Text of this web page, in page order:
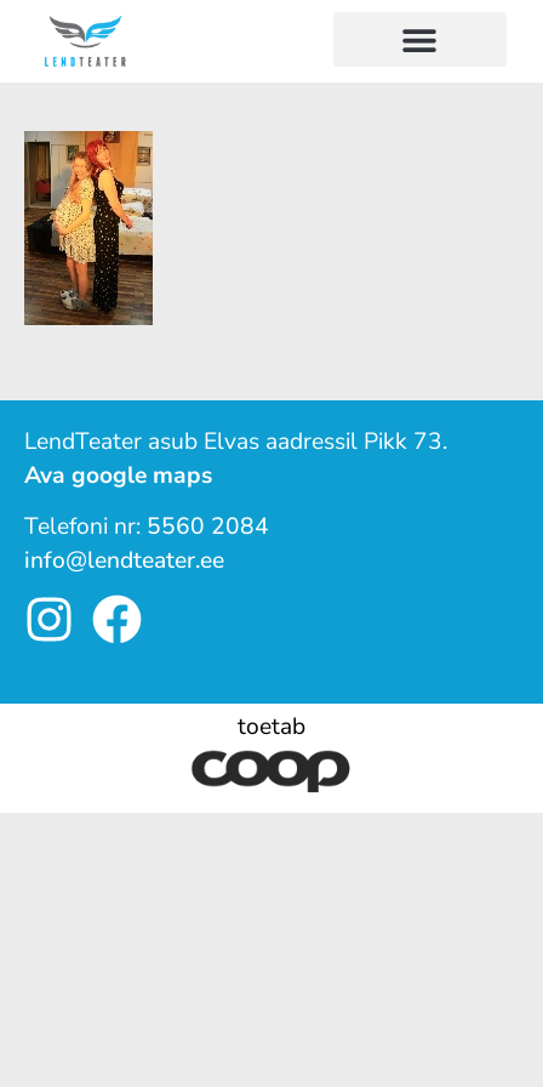
LendTeater asub Elvas aadressil Pikk 73.
Ava google maps
Telefoni nr: 5560 2084
info@lendteater.ee
toetab